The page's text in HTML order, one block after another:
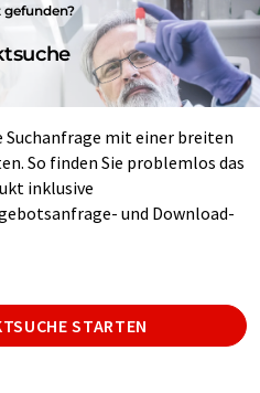
mit einer breiten
So finden Sie problemlos das
inklusive
und Download-
STARTEN